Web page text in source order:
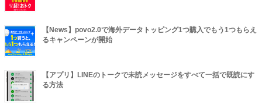
【News】povo2.0で海外データトッピング1つ購入でもう1つもらえ
るキャンペーンが開始
【アプリ】LINEのトークで未読メッセージをすべて一括で既読にす
る方法